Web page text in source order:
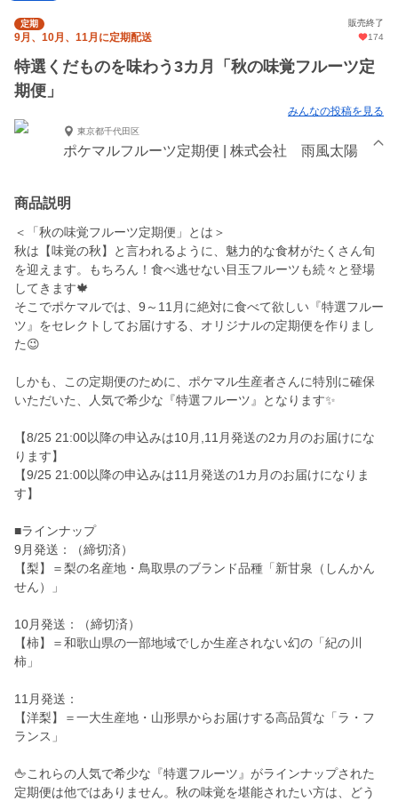
定期 販売終了
9月、10月、11月に定期配送 174
特選くだものを味わう3カ月「秋の味覚フルーツ定
期便」
みんなの投稿を見る
東京都千代田区
ポケマルフルーツ定期便 | 株式会社 雨風太陽
商品説明
＜「秋の味覚フルーツ定期便」とは＞
秋は【味覚の秋】と言われるように、魅力的な食材がたくさん旬
を迎えます。もちろん！食べ逃せない目玉フルーツも続々と登場
してきます🍁
そこでポケマルでは、9～11月に絶対に食べて欲しい『特選フルー
ツ』をセレクトしてお届けする、オリジナルの定期便を作りまし
た😉
しかも、この定期便のために、ポケマル生産者さんに特別に確保
いただいた、人気で希少な『特選フルーツ』となります✨
【8/25 21:00以降の申込みは10月,11月発送の2カ月のお届けにな
ります】
【9/25 21:00以降の申込みは11月発送の1カ月のお届けになりま
す】
■ラインナップ
9月発送：（締切済）
【梨】＝梨の名産地・鳥取県のブランド品種「新甘泉（しんかん
せん）」
10月発送：（締切済）
【柿】＝和歌山県の一部地域でしか生産されない幻の「紀の川
柿」
11月発送：
【洋梨】＝一大生産地・山形県からお届けする高品質な「ラ・フ
ランス」
🖕これらの人気で希少な『特選フルーツ』がラインナップされた
定期便は他ではありません。秋の味覚を堪能されたい方は、どう